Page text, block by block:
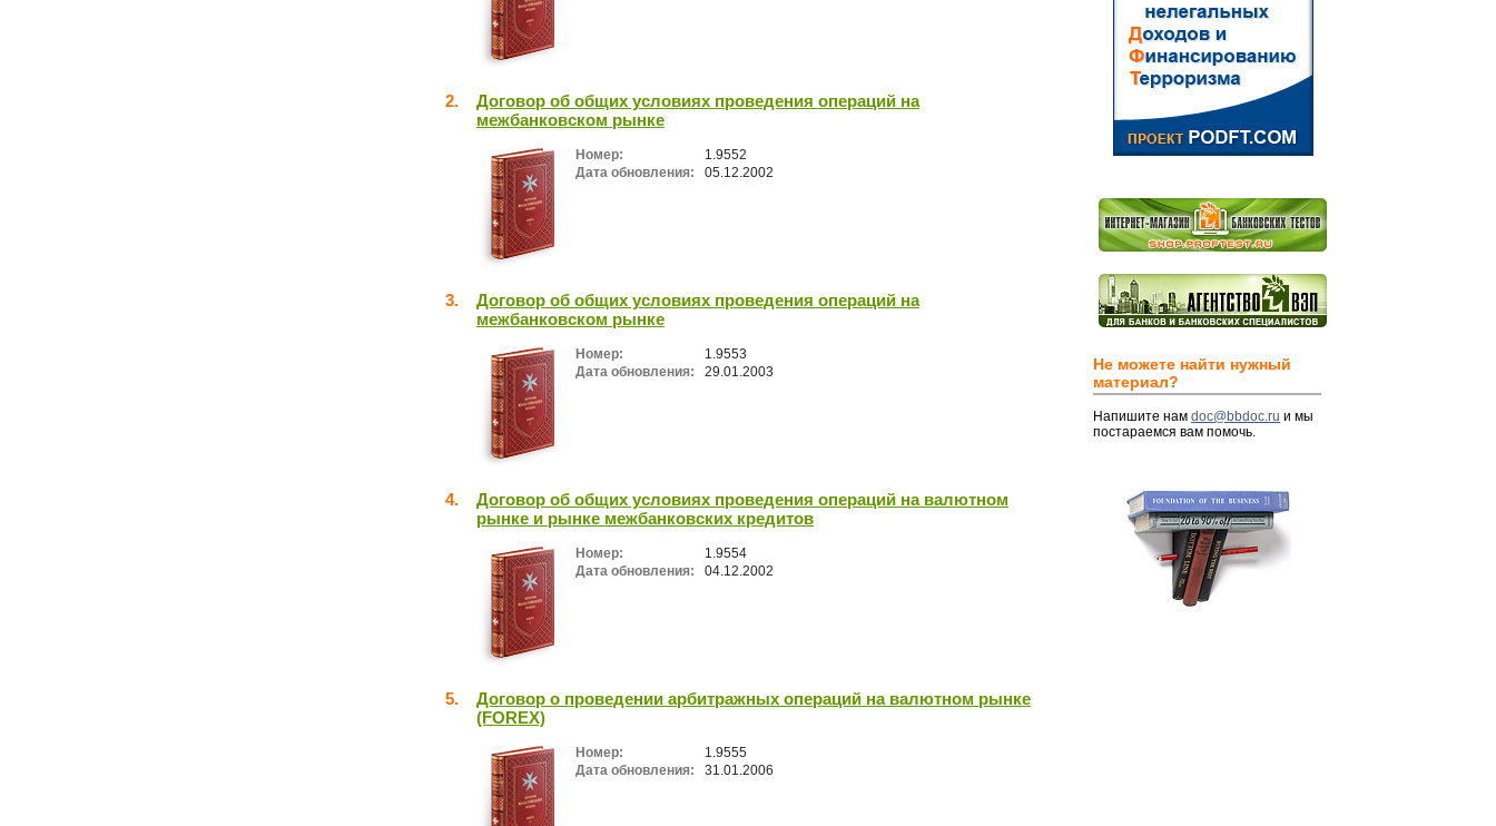
2.
Договор об общих условиях проведения операций на
межбанковском рынке
Номер:
1.9552
Дата обновления:
05.12.2002
3.
Договор об общих условиях проведения операций на
межбанковском рынке
Номер:
1.9553
Дата обновления:
29.01.2003
4.
Договор об общих условиях проведения операций на валютном
рынке и рынке межбанковских кредитов
Номер:
1.9554
Дата обновления:
04.12.2002
5.
Договор о проведении арбитражных операций на валютном рынке
(FOREX)
Номер:
1.9555
Дата обновления:
31.01.2006
Не можете найти нужный
материал?
Напишите нам doc@bbdoc.ru и мы
постараемся вам помочь.